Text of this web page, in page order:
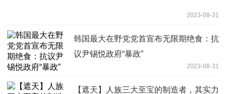
2023-08-31
韩国最大在野党党首宣布无限期绝食：抗
议尹锡悦政府“暴政”
2023-08-31
【遮天】人族三大至宝的制造者，其实力